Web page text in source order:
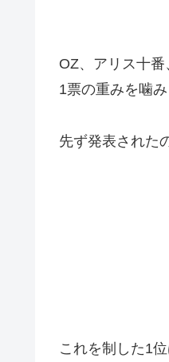
OZ、アリス十番
1票の重みを噛
先ず発表された
これを制した1